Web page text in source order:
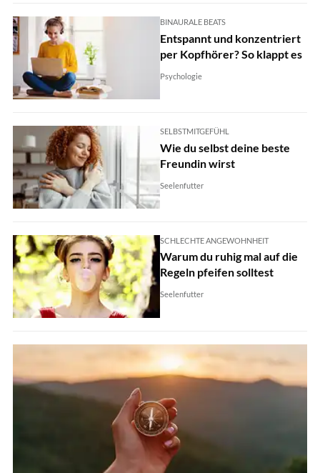
BINAURALE BEATS
Entspannt und konzentriert
per Kopfhörer? So klappt es
Psychologie
SELBSTMITGEFÜHL
Wie du selbst deine beste
Freundin wirst
Seelenfutter
SCHLECHTE ANGEWOHNHEIT
Warum du ruhig mal auf die
Regeln pfeifen solltest
Seelenfutter